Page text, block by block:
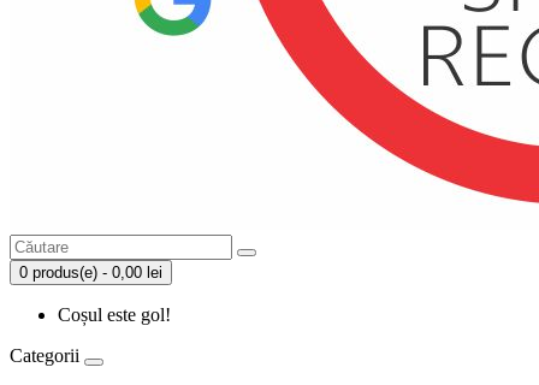
0 produs(e) - 0,00 lei
Coșul este gol!
Categorii